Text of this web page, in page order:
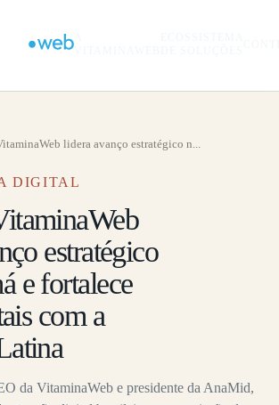
lidera avanço estratégico n...
DIGITAL
estratégico
e fortalece
com a
da VitaminaWeb e presidente da AnaMid,